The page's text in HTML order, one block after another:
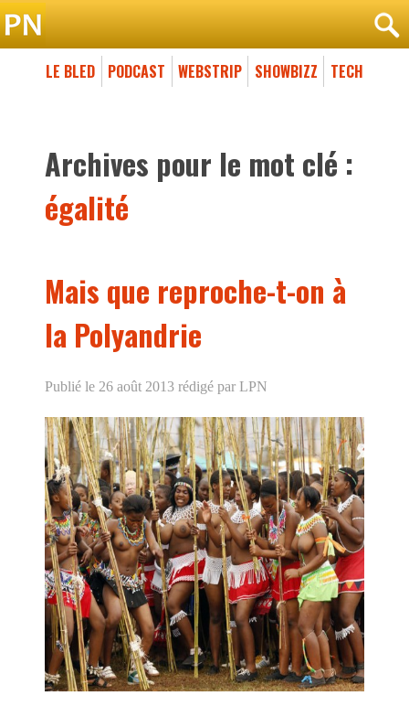
LE BLED PODCAST WEBSTRIP SHOWBIZZ TECH
Archives pour le mot clé :
égalité
Mais que reproche-t-on à
la Polyandrie
Publié le 26 août 2013 rédigé par LPN